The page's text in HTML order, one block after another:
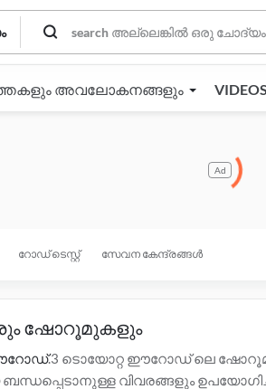
അവലോകനങ്ങളും VIDEOS
Ad
റോഡ് ടെസ്റ്റ് സേവന കേന്ദ്രങ്ങൾ
ഷോറൂമുകളും
ഈറോഡ്.3 ടൊയോറ്റ ഈറോഡ് ലെ
വിവരങ്ങളും